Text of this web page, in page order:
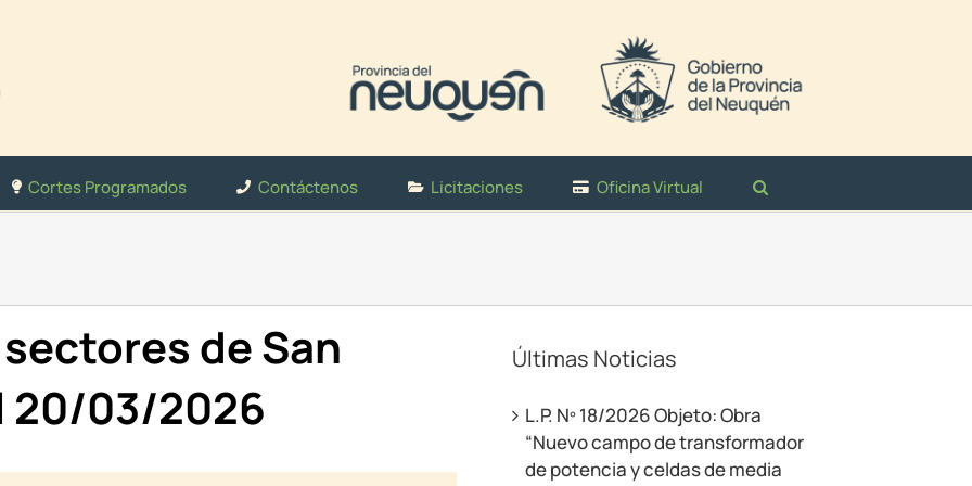
Cortes Programados Contáctenos Licitaciones Oficina Virtual
de San
20/03/2026
Últimas Noticias
L.P. Nº 18/2026 Objeto: Obra
“Nuevo campo de transformador
de potencia y celdas de media